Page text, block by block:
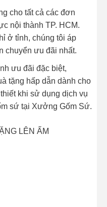
cho tất cả các đơn
nội thành TP. HCM.
ở tỉnh, chúng tôi áp
chuyển ưu đãi nhất.
ưu đãi đặc biệt,
tặng hấp dẫn dành cho
khi sử dụng dịch vụ
sứ tại Xưởng Gốm Sứ.
LÊN ẤM